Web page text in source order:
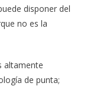
disponer del
no es la
altamente
de punta;